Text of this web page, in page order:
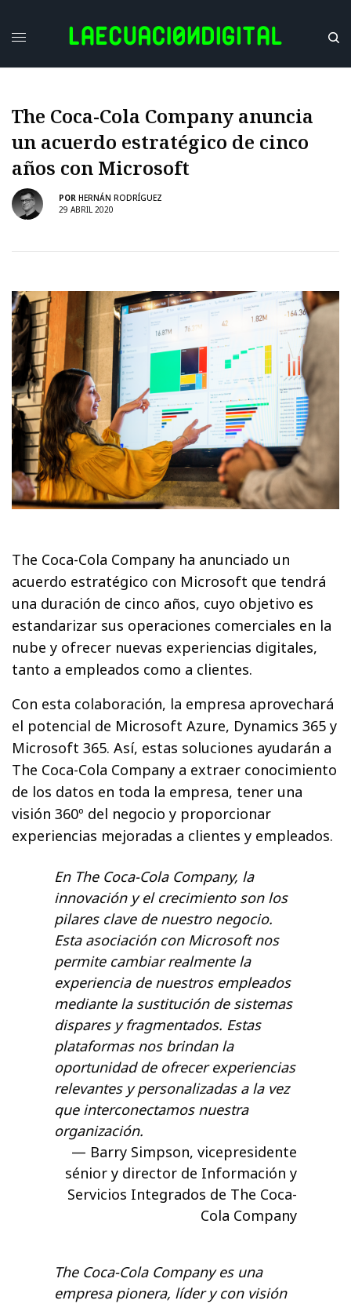
The Coca-Cola Company anuncia
un acuerdo estratégico de cinco
años con Microsoft
POR HERNÁN RODRÍGUEZ
29 ABRIL 2020
The Coca-Cola Company ha anunciado un
acuerdo estratégico con Microsoft que tendrá
una duración de cinco años, cuyo objetivo es
estandarizar sus operaciones comerciales en la
nube y ofrecer nuevas experiencias digitales,
tanto a empleados como a clientes.
Con esta colaboración, la empresa aprovechará
el potencial de Microsoft Azure, Dynamics 365 y
Microsoft 365. Así, estas soluciones ayudarán a
The Coca-Cola Company a extraer conocimiento
de los datos en toda la empresa, tener una
visión 360º del negocio y proporcionar
experiencias mejoradas a clientes y empleados.
En The Coca-Cola Company, la
innovación y el crecimiento son los
pilares clave de nuestro negocio.
Esta asociación con Microsoft nos
permite cambiar realmente la
experiencia de nuestros empleados
mediante la sustitución de sistemas
dispares y fragmentados. Estas
plataformas nos brindan la
oportunidad de ofrecer experiencias
relevantes y personalizadas a la vez
que interconectamos nuestra
organización.
Barry Simpson, vicepresidente
sénior y director de Información y
Servicios Integrados de The Coca-
Cola Company
The Coca-Cola Company es una
empresa pionera, líder y con visión